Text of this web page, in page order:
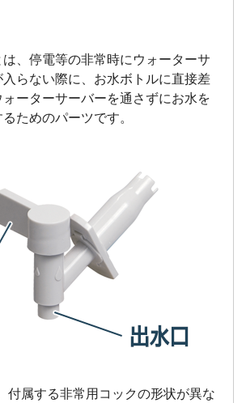
、停電等の非常時にウォーターサ
らない際に、お水ボトルに直接差
ォーターサーバーを通さずにお水を
ためのパーツです。
付属する非常用コックの形状が異な